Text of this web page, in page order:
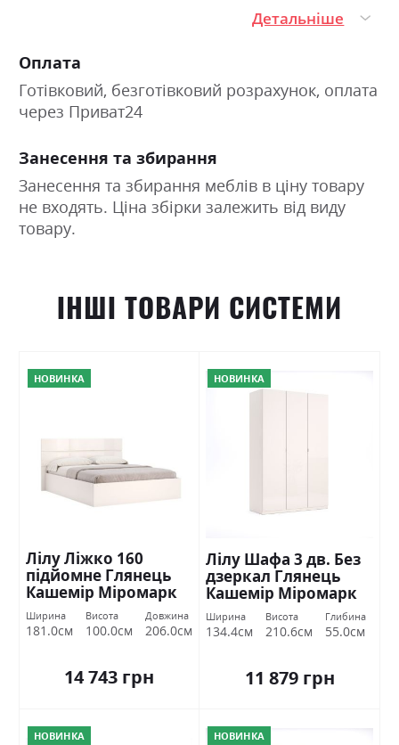
Детальніше
Оплата
Готівковий, безготівковий розрахунок, оплата
через Приват24
Занесення та збирання
Занесення та збирання меблів в ціну товару
не входять. Ціна збірки залежить від виду
товару.
ІНШІ ТОВАРИ СИСТЕМИ
НОВИНКА
Лілу Ліжко 160
підйомне Глянець
Кашемір Міромарк
Ширина
181.0см
Висота
100.0см
Довжина
206.0см
14 743 грн
НОВИНКА
Лілу Шафа 3 дв. Без
дзеркал Глянець
Кашемір Міромарк
Ширина
134.4см
Висота
210.6см
Глибина
55.0см
11 879 грн
НОВИНКА НОВИНКА